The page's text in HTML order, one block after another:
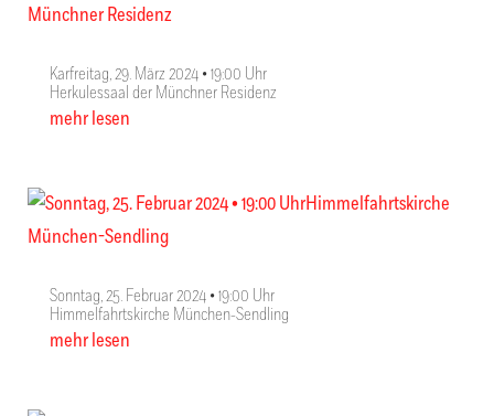
Karfreitag, 29. März 2024 • 19:00 Uhr
Herkulessaal der Münchner Residenz
mehr lesen
Sonntag, 25. Februar 2024 • 19:00 Uhr
Himmelfahrtskirche München-Sendling
mehr lesen